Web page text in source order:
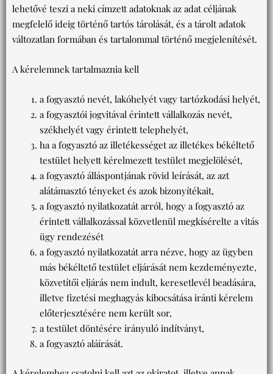
lehetővé teszi a neki címzett adatoknak az adat céljának
megfelelő ideig történő tartós tárolását, és a tárolt adatok
változatlan formában és tartalommal történő megjelenítését.
A kérelemnek tartalmaznia kell
a fogyasztó nevét, lakóhelyét vagy tartózkodási helyét,
a fogyasztói jogvitával érintett vállalkozás nevét,
székhelyét vagy érintett telephelyét,
ha a fogyasztó az illetékességet az illetékes békéltető
testület helyett kérelmezett testület megjelölését,
a fogyasztó álláspontjának rövid leírását, az azt
alátámasztó tényeket és azok bizonyítékait,
a fogyasztó nyilatkozatát arról, hogy a fogyasztó az
érintett vállalkozással közvetlenül megkísérelte a vitás
ügy rendezését
a fogyasztó nyilatkozatát arra nézve, hogy az ügyben
más békéltető testület eljárását nem kezdeményezte,
közvetítői eljárás nem indult, keresetlevél beadására,
illetve fizetési meghagyás kibocsátása iránti kérelem
előterjesztésére nem került sor,
a testület döntésére irányuló indítványt,
a fogyasztó aláírását.